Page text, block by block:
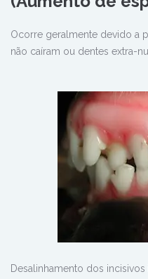
Ocorre geralmente devido a
não caíram ou dentes extra-
Desalinhamento dos